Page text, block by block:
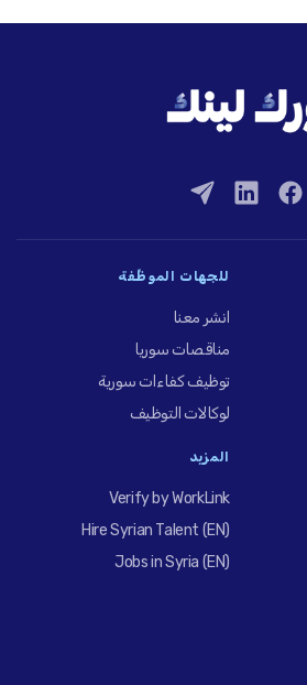
للجهات الموظِّفة
انشر معنا
مناقصات سوريا
توظيف كفاءات سورية
لوكالات التوظيف
المزيد
Verify by WorkLink
Hire Syrian Talent (EN)
Jobs in Syria (EN)